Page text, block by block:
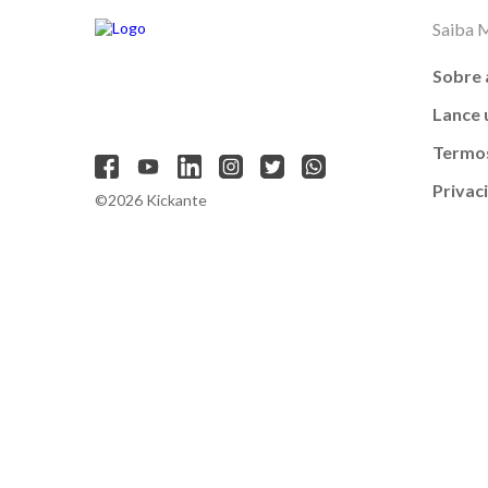
©2026 Kickante
Saiba
Sobre
Lance